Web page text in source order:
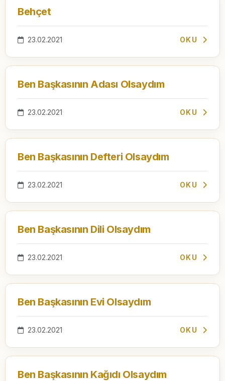
Behçet
23.02.2021 OKU
Ben Başkasının Adası Olsaydım
23.02.2021 OKU
Ben Başkasının Defteri Olsaydım
23.02.2021 OKU
Ben Başkasının Dili Olsaydım
23.02.2021 OKU
Ben Başkasının Evi Olsaydım
23.02.2021 OKU
Ben Başkasının Kağıdı Olsaydım